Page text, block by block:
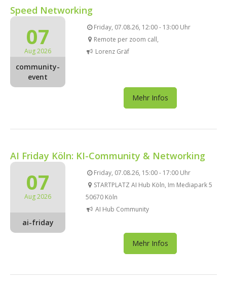
Speed Networking
07
Aug 2026
community-
event
Friday, 07.08.26, 12:00 - 13:00 Uhr
Remote per zoom call,
Lorenz Gräf
Mehr Infos
AI Friday Köln: KI-Community & Networking
07
Aug 2026
ai-friday
Friday, 07.08.26, 15:00 - 17:00 Uhr
STARTPLATZ AI Hub Köln, Im Mediapark 5
50670 Köln
AI Hub Community
Mehr Infos